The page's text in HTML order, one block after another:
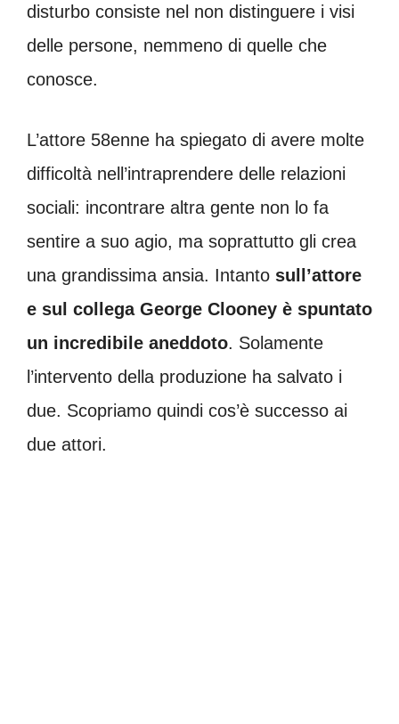
disturbo consiste nel non distinguere i visi
delle persone, nemmeno di quelle che
conosce.
L’attore 58enne ha spiegato di avere molte
difficoltà nell’intraprendere delle relazioni
sociali: incontrare altra gente non lo fa
sentire a suo agio, ma soprattutto gli crea
una grandissima ansia. Intanto sull’attore
e sul collega George Clooney è spuntato
un incredibile aneddoto. Solamente
l’intervento della produzione ha salvato i
due. Scopriamo quindi cos’è successo ai
due attori.